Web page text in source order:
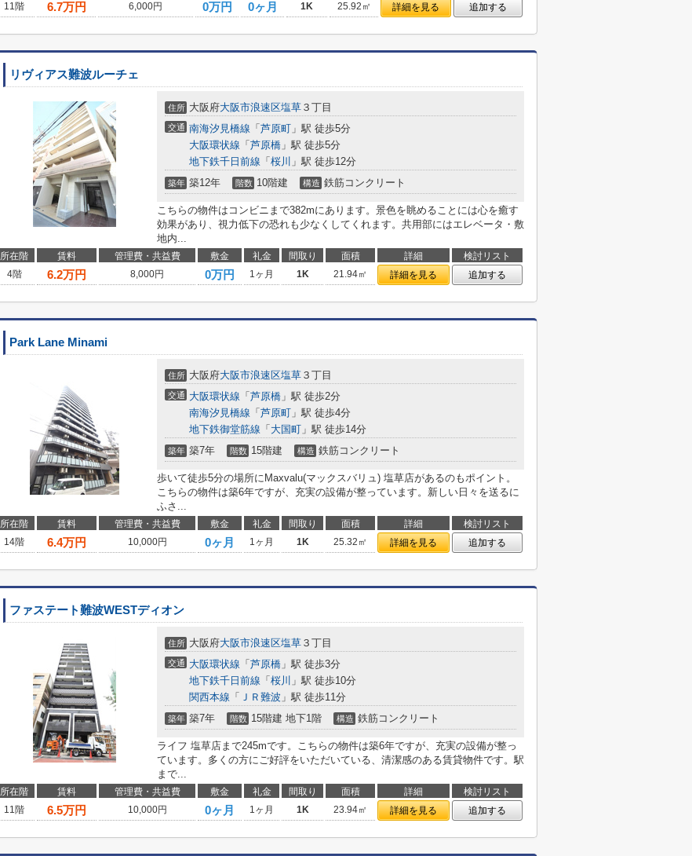
11階
6.7万円 6,000円 0万円 0ヶ月 1K 25.92㎡ 詳細を見る 追加する
リヴィアス難波ルーチェ
住所 大阪府大阪市浪速区塩草 ３丁目
交通 南海汐見橋線 「 芦原町 」駅 徒歩5分
大阪環状線 「 芦原橋 」駅 徒歩5分
地下鉄千日前線 「 桜川 」駅 徒歩12分
築年 築12年 階数 10階建 構造 鉄筋コンクリート
こちらの物件はコンビニまで382mにあります。景色を眺めることには心を癒す
効果があり、視力低下の恐れも少なくしてくれます。共用部にはエレベータ・敷
地内...
所在階 賃料 管理費・共益費 敷金 礼金 間取り 面積 詳細
検討リスト
4階
6.2万円 8,000円 0万円 1ヶ月 1K 21.94㎡ 詳細を見る 追加する
Park Lane Minami
住所 大阪府大阪市浪速区塩草 ３丁目
交通 大阪環状線 「 芦原橋 」駅 徒歩2分
南海汐見橋線 「 芦原町 」駅 徒歩4分
地下鉄御堂筋線 「 大国町 」駅 徒歩14分
築年 築7年 階数 15階建 構造 鉄筋コンクリート
歩いて徒歩5分の場所にMaxvalu(マックスバリュ) 塩草店があるのもポイント。
こちらの物件は築6年ですが、充実の設備が整っています。新しい日々を送るに
ふさ...
所在階 賃料 管理費・共益費 敷金 礼金 間取り 面積 詳細
検討リスト
14階
6.4万円 10,000円 0ヶ月 1ヶ月 1K 25.32㎡ 詳細を見る 追加する
ファステート難波WESTディオン
住所 大阪府大阪市浪速区塩草 ３丁目
交通 大阪環状線 「 芦原橋 」駅 徒歩3分
地下鉄千日前線 「 桜川 」駅 徒歩10分
関西本線 「 ＪＲ難波 」駅 徒歩11分
築年 築7年 階数 15階建 地下1階 構造 鉄筋コンクリート
ライフ 塩草店まで245mです。こちらの物件は築6年ですが、充実の設備が整っ
ています。多くの方にご好評をいただいている、清潔感のある賃貸物件です。駅
まで...
所在階 賃料 管理費・共益費 敷金 礼金 間取り 面積 詳細
検討リスト
11階
6.5万円 10,000円 0ヶ月 1ヶ月 1K 23.94㎡ 詳細を見る 追加する